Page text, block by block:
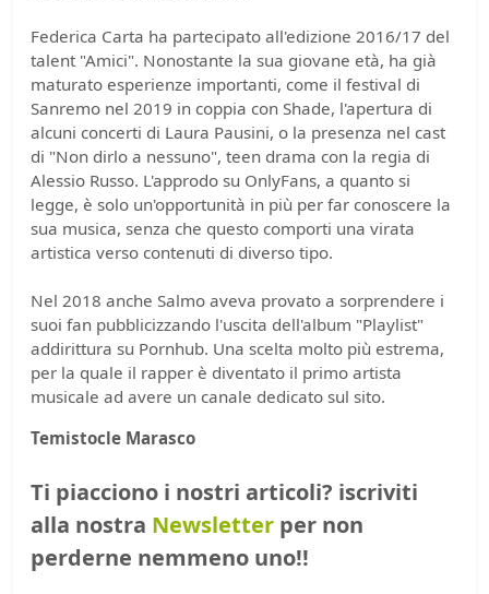
Federica Carta ha partecipato all'edizione 2016/17 del
talent "Amici". Nonostante la sua giovane età, ha già
maturato esperienze importanti, come il festival di
Sanremo nel 2019 in coppia con Shade, l'apertura di
alcuni concerti di Laura Pausini, o la presenza nel cast
di "Non dirlo a nessuno", teen drama con la regia di
Alessio Russo. L'approdo su OnlyFans, a quanto si
legge, è solo un'opportunità in più per far conoscere la
sua musica, senza che questo comporti una virata
artistica verso contenuti di diverso tipo.
Nel 2018 anche Salmo aveva provato a sorprendere i
suoi fan pubblicizzando l'uscita dell'album "Playlist"
addirittura su Pornhub. Una scelta molto più estrema,
per la quale il rapper è diventato il primo artista
musicale ad avere un canale dedicato sul sito.
Temistocle Marasco
Ti piacciono i nostri articoli? iscriviti
alla nostra Newsletter per non
perderne nemmeno uno!!